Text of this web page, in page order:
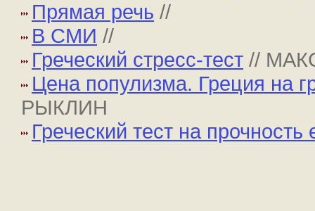
Прямая речь //
В СМИ //
Греческий стресс-тест //
Цена популизма. Греция на
РЫКЛИН
Греческий тест на прочность